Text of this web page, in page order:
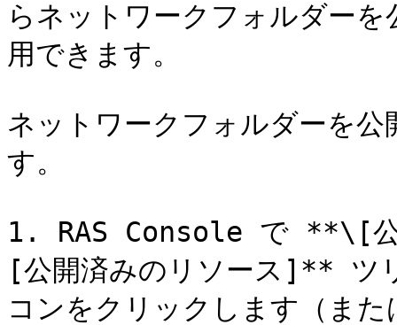
らネットワークフォルダー
用できます。
ネットワークフォルダーを
す。
1. RAS Console で **\[
[公開済みのリソース]**
コンをクリックします（